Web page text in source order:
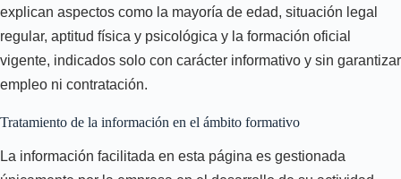
explican aspectos como la mayoría de edad, situación legal
regular, aptitud física y psicológica y la formación oficial
vigente, indicados solo con carácter informativo y sin garantizar
empleo ni contratación.
Tratamiento de la información en el ámbito formativo
La información facilitada en esta página es gestionada